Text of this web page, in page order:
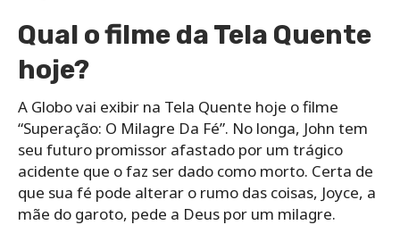
Qual o filme da Tela Quente
hoje?
A Globo vai exibir na Tela Quente hoje o filme
“Superação: O Milagre Da Fé”. No longa, John tem
seu futuro promissor afastado por um trágico
acidente que o faz ser dado como morto. Certa de
que sua fé pode alterar o rumo das coisas, Joyce, a
mãe do garoto, pede a Deus por um milagre.